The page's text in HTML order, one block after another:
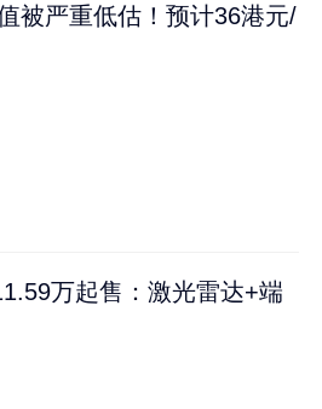
被严重低估！预计36港元/
万起售：激光雷达+端